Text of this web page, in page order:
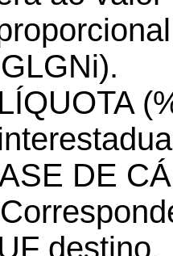
DE
destino.